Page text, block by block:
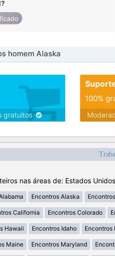
homem Alaska
gratuitos
100%
nas áreas de: Estados Unidos
Encontros Alaska
California Encontros Colorado
Hawaii Encontros Idaho Encontros
Maine Encontros Maryland